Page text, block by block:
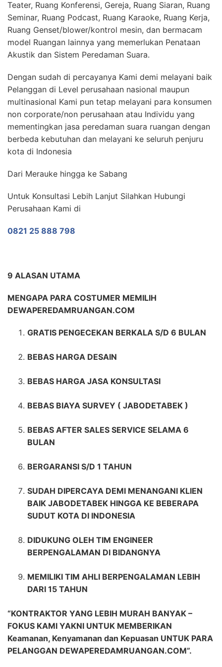
Teater, Ruang Konferensi, Gereja, Ruang Siaran, Ruang
Seminar, Ruang Podcast, Ruang Karaoke, Ruang Kerja,
Ruang Genset/blower/kontrol mesin, dan bermacam
model Ruangan lainnya yang memerlukan Penataan
Akustik dan Sistem Peredaman Suara.
Dengan sudah di percayanya Kami demi melayani baik
Pelanggan di Level perusahaan nasional maupun
multinasional Kami pun tetap melayani para konsumen
non corporate/non perusahaan atau Individu yang
mementingkan jasa peredaman suara ruangan dengan
berbeda kebutuhan dan melayani ke seluruh penjuru
kota di Indonesia
Dari Merauke hingga ke Sabang
Untuk Konsultasi Lebih Lanjut Silahkan Hubungi
Perusahaan Kami di
0821 25 888 798
9 ALASAN UTAMA
MENGAPA PARA COSTUMER MEMILIH
DEWAPEREDAMRUANGAN.COM
GRATIS PENGECEKAN BERKALA S/D 6 BULAN
BEBAS HARGA DESAIN
BEBAS HARGA JASA KONSULTASI
BEBAS BIAYA SURVEY ( JABODETABEK )
BEBAS AFTER SALES SERVICE SELAMA 6
BULAN
BERGARANSI S/D 1 TAHUN
SUDAH DIPERCAYA DEMI MENANGANI KLIEN
BAIK JABODETABEK HINGGA KE BEBERAPA
SUDUT KOTA DI INDONESIA
DIDUKUNG OLEH TIM ENGINEER
BERPENGALAMAN DI BIDANGNYA
MEMILIKI TIM AHLI BERPENGALAMAN LEBIH
DARI 15 TAHUN
“KONTRAKTOR YANG LEBIH MURAH BANYAK –
FOKUS KAMI YAKNI UNTUK MEMBERIKAN
Keamanan, Kenyamanan dan Kepuasan UNTUK PARA
PELANGGAN DEWAPEREDAMRUANGAN.COM”.